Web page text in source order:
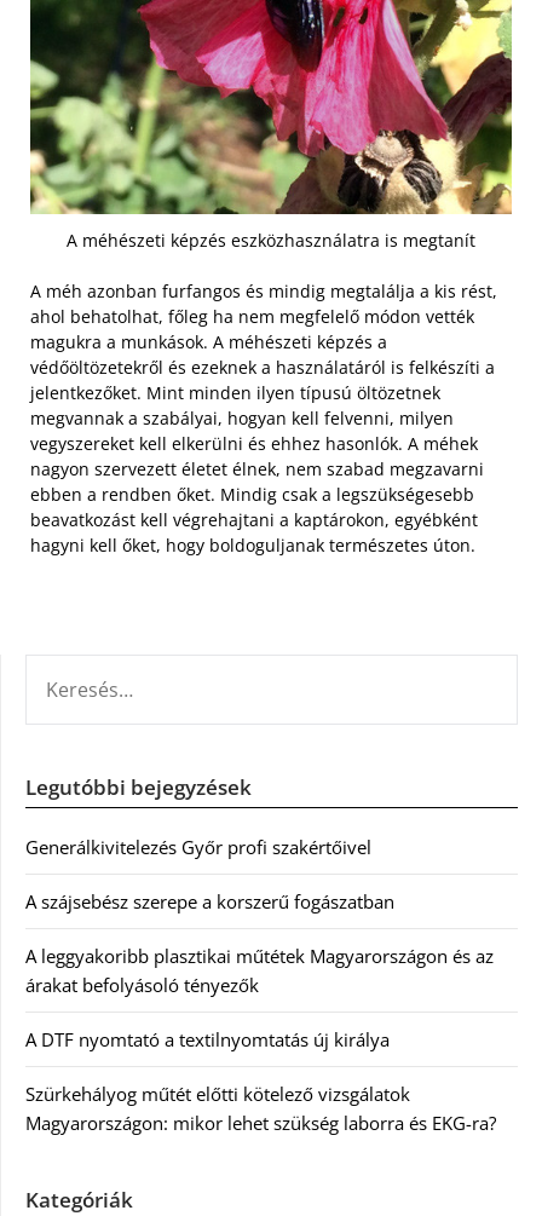
A méhészeti képzés eszközhasználatra is megtanít
A méh azonban furfangos és mindig megtalálja a kis rést,
ahol behatolhat, főleg ha nem megfelelő módon vették
magukra a munkások. A méhészeti képzés a
védőöltözetekről és ezeknek a használatáról is felkészíti a
jelentkezőket. Mint minden ilyen típusú öltözetnek
megvannak a szabályai, hogyan kell felvenni, milyen
vegyszereket kell elkerülni és ehhez hasonlók. A méhek
nagyon szervezett életet élnek, nem szabad megzavarni
ebben a rendben őket. Mindig csak a legszükségesebb
beavatkozást kell végrehajtani a kaptárokon, egyébként
hagyni kell őket, hogy boldoguljanak természetes úton.
Legutóbbi bejegyzések
Generálkivitelezés Győr profi szakértőivel
A szájsebész szerepe a korszerű fogászatban
A leggyakoribb plasztikai műtétek Magyarországon és az
árakat befolyásoló tényezők
A DTF nyomtató a textilnyomtatás új királya
Szürkehályog műtét előtti kötelező vizsgálatok
Magyarországon: mikor lehet szükség laborra és EKG-ra?
Kategóriák